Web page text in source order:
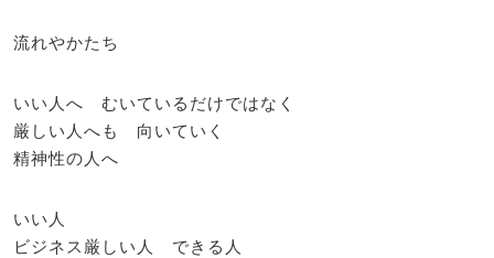
流れやかたち
いい人へ むいているだけではなく
厳しい人へも 向いていく
精神性の人へ
いい人
ビジネス厳しい人 できる人